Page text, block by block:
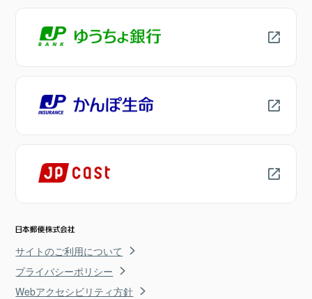
サイトのご利用について
プライバシーポリシー
Webアクセシビリティ方針